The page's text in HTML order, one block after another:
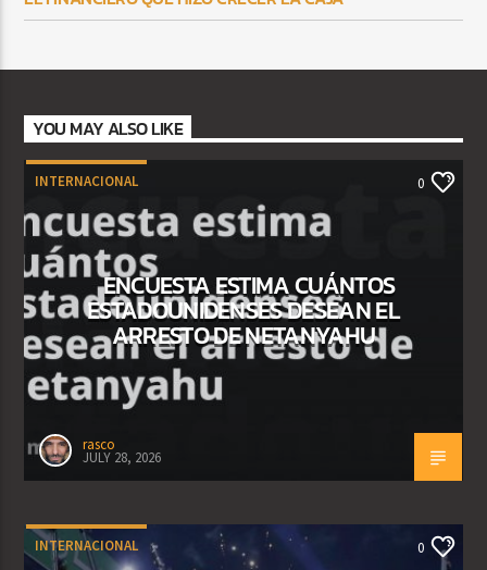
YOU MAY ALSO LIKE
INTERNACIONAL 0
ENCUESTA ESTIMA CUÁNTOS
ESTADOUNIDENSES DESEAN EL
ARRESTO DE NETANYAHU
rasco
JULY 28, 2026
INTERNACIONAL 0